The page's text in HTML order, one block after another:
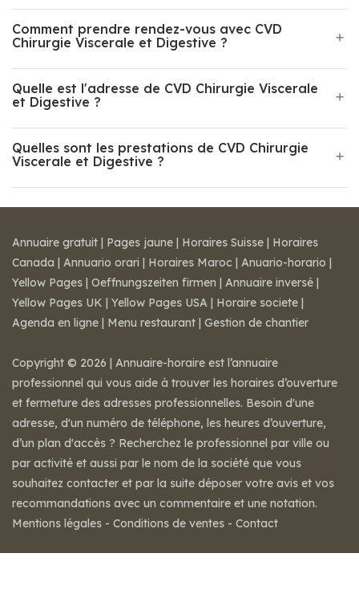
Comment prendre rendez-vous avec CVD
Chirurgie Viscerale et Digestive ?
Quelle est l'adresse de CVD Chirurgie Viscerale
et Digestive ?
Quelles sont les prestations de CVD Chirurgie
Viscerale et Digestive ?
Annuaire gratuit | Pages jaune | Horaires Suisse | Horaires
Canada | Annuario orari | Horaires Maroc | Anuario-horario |
Yellow Pages | Oeffnungszeiten firmen | Annuaire inversé |
Yellow Pages UK | Yellow Pages USA | Horaire societe |
Agenda en ligne | Menu restaurant | Gestion de chantier
Copyright © 2026 | Annuaire-horaire est l’annuaire
professionnel qui vous aide à trouver les horaires d’ouverture
et fermeture des adresses professionnelles. Besoin d'une
adresse, d'un numéro de téléphone, les heures d’ouverture,
d’un plan d'accès ? Recherchez le professionnel par ville ou
par activité et aussi par le nom de la société que vous
souhaitez contacter et par la suite déposer votre avis et vos
recommandations avec un commentaire et une notation.
Mentions légales - Conditions de ventes - Contact